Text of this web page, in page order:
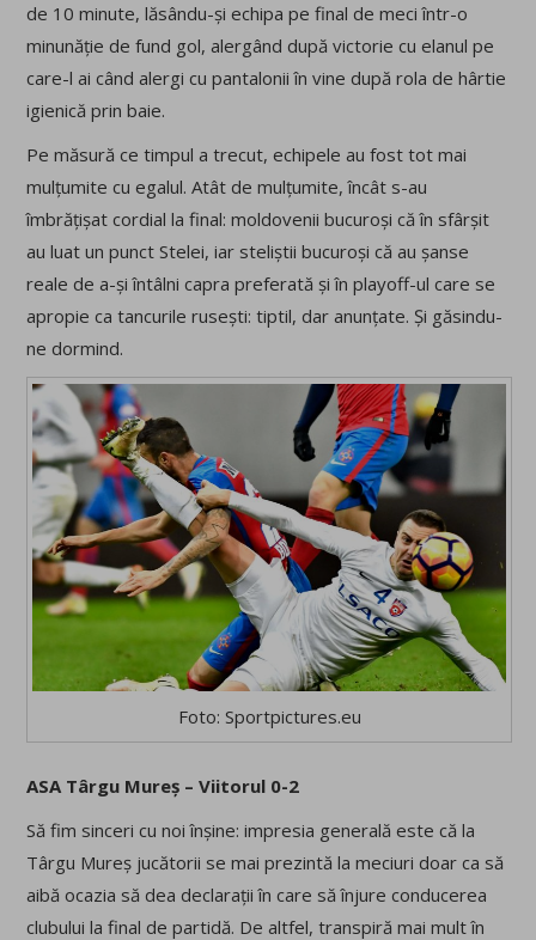
de 10 minute, lăsându-și echipa pe final de meci într-o
minunăție de fund gol, alergând după victorie cu elanul pe
care-l ai când alergi cu pantalonii în vine după rola de hârtie
igienică prin baie.
Pe măsură ce timpul a trecut, echipele au fost tot mai
mulțumite cu egalul. Atât de mulțumite, încât s-au
îmbrățișat cordial la final: moldovenii bucuroși că în sfârșit
au luat un punct Stelei, iar steliștii bucuroși că au șanse
reale de a-și întâlni capra preferată și în playoff-ul care se
apropie ca tancurile rusești: tiptil, dar anunțate. Și găsindu-
ne dormind.
Foto: Sportpictures.eu
ASA Târgu Mureș – Viitorul 0-2
Să fim sinceri cu noi înșine: impresia generală este că la
Târgu Mureș jucătorii se mai prezintă la meciuri doar ca să
aibă ocazia să dea declarații în care să înjure conducerea
clubului la final de partidă. De altfel, transpiră mai mult în